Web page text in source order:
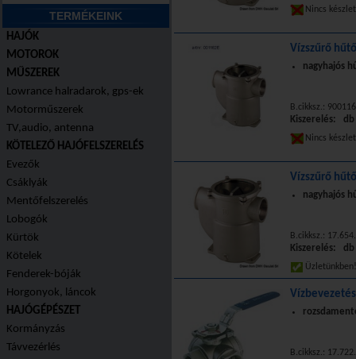
TERMÉKEINK
HAJÓK
MOTOROK
MŰSZEREK
Lowrance halradarok, gps-ek
Motorműszerek
TV,audio, antenna
KÖTELEZŐ HAJÓFELSZERELÉS
Evezők
Csáklyák
Mentőfelszerelés
Lobogók
Kürtök
Kötelek
Fenderek-bóják
Horgonyok, láncok
HAJÓGÉPÉSZET
Kormányzás
Távvezérlés
Nincs
Vízszűrő
nagyhajós
B.cikksz.:
Kiszerelés: db
Nincs
Vízszűrő
nagyhajós
B.cikksz.:
Kiszerelés: db
B.cikksz.: